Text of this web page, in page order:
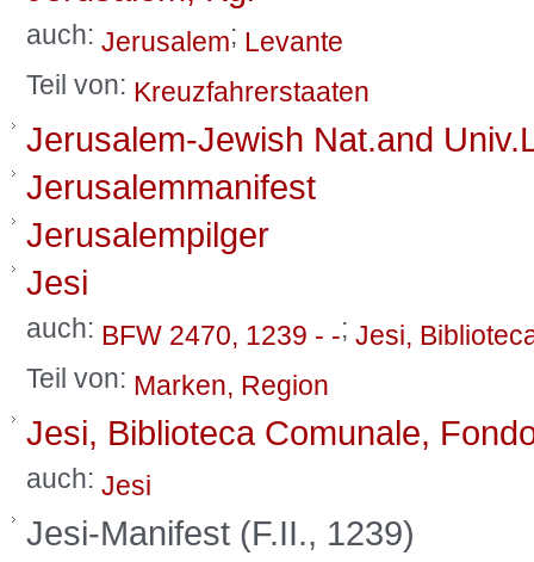
auch: Jerusalem; Levante
Teil von: Kreuzfahrerstaaten
Jerusalem-Jewish Nat.and
Jerusalemmanifest
Jerusalempilger
Jesi
auch: BFW 2470, 1239 - -; Jesi,
Teil von: Marken, Region
Jesi, Biblioteca Comunale,
auch: Jesi
Jesi-Manifest (F.II., 1239)